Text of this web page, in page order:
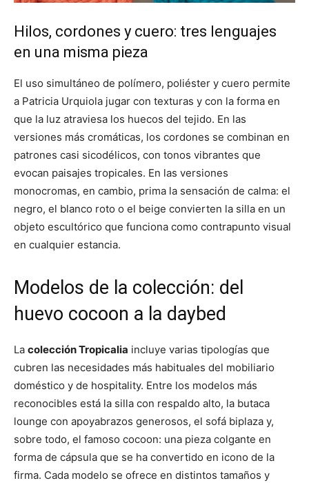
Hilos, cordones y cuero: tres lenguajes
en una misma pieza
El uso simultáneo de polímero, poliéster y cuero permite
a Patricia Urquiola jugar con texturas y con la forma en
que la luz atraviesa los huecos del tejido. En las
versiones más cromáticas, los cordones se combinan en
patrones casi sicodélicos, con tonos vibrantes que
evocan paisajes tropicales. En las versiones
monocromas, en cambio, prima la sensación de calma: el
negro, el blanco roto o el beige convierten la silla en un
objeto escultórico que funciona como contrapunto visual
en cualquier estancia.
Modelos de la colección: del
huevo cocoon a la daybed
La colección Tropicalia incluye varias tipologías que
cubren las necesidades más habituales del mobiliario
doméstico y de hospitality. Entre los modelos más
reconocibles está la silla con respaldo alto, la butaca
lounge con apoyabrazos generosos, el sofá biplaza y,
sobre todo, el famoso cocoon: una pieza colgante en
forma de cápsula que se ha convertido en icono de la
firma. Cada modelo se ofrece en distintos tamaños y